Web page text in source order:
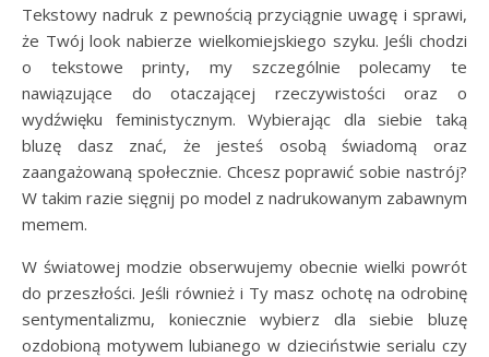
Tekstowy nadruk z pewnością przyciągnie uwagę i sprawi,
że Twój look nabierze wielkomiejskiego szyku. Jeśli chodzi
o tekstowe printy, my szczególnie polecamy te
nawiązujące do otaczającej rzeczywistości oraz o
wydźwięku feministycznym. Wybierając dla siebie taką
bluzę dasz znać, że jesteś osobą świadomą oraz
zaangażowaną społecznie. Chcesz poprawić sobie nastrój?
W takim razie sięgnij po model z nadrukowanym zabawnym
memem.
W światowej modzie obserwujemy obecnie wielki powrót
do przeszłości. Jeśli również i Ty masz ochotę na odrobinę
sentymentalizmu, koniecznie wybierz dla siebie bluzę
ozdobioną motywem lubianego w dzieciństwie serialu czy